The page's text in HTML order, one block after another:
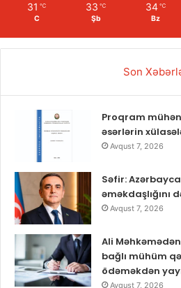
31 ℃
C
33 ℃
Şb
34 ℃
Bz
Son
Proqram
əsərlərin
Avqust 7, 2026
Səfir:
əməkdaşlığını
Avqust 7, 2026
Ali
bağlı mühüm
ödəməkdən
Avqust 7, 2026